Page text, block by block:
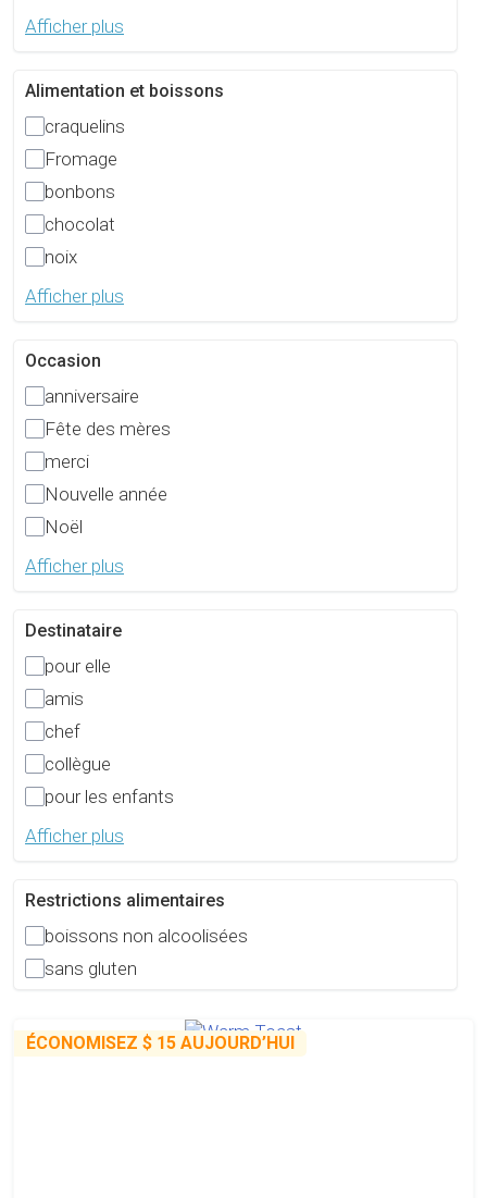
Afficher plus
Alimentation et boissons
craquelins
Fromage
bonbons
chocolat
noix
Afficher plus
Occasion
anniversaire
Fête des mères
merci
Nouvelle année
Noël
Afficher plus
Destinataire
pour elle
amis
chef
collègue
pour les enfants
Afficher plus
Restrictions alimentaires
boissons non alcoolisées
sans gluten
ÉCONOMISEZ $ 15 AUJOURD’HUI